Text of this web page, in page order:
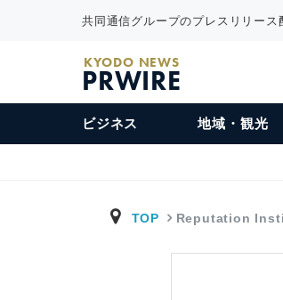
共同通信グループのプレスリリース
KYODO NEWS
PRWIRE
ビジネス 地域・観光
TOP Reputation